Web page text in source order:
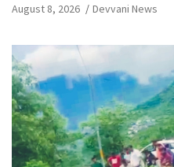
August 8, 2026 Devvani News